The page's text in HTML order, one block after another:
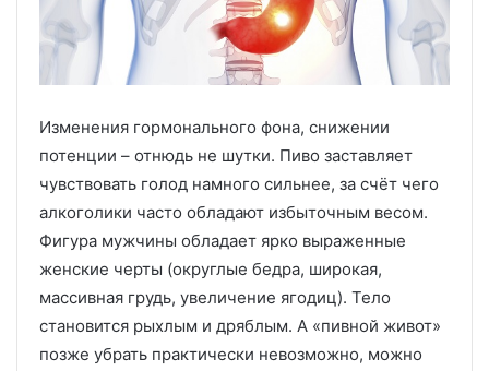
Изменения гормонального фона, снижении
потенции – отнюдь не шутки. Пиво заставляет
чувствовать голод намного сильнее, за счёт чего
алкоголики часто обладают избыточным весом.
Фигура мужчины обладает ярко выраженные
женские черты (округлые бедра, широкая,
массивная грудь, увеличение ягодиц). Тело
становится рыхлым и дряблым. А «пивной живот»
позже убрать практически невозможно, можно